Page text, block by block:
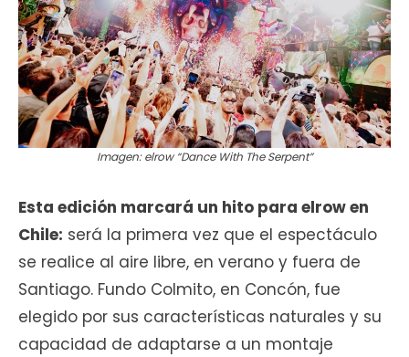
Imagen: elrow “Dance With The Serpent”
Esta edición marcará un hito para elrow en
Chile: será la primera vez que el espectáculo
se realice al aire libre, en verano y fuera de
Santiago. Fundo Colmito, en Concón, fue
elegido por sus características naturales y su
capacidad de adaptarse a un montaje